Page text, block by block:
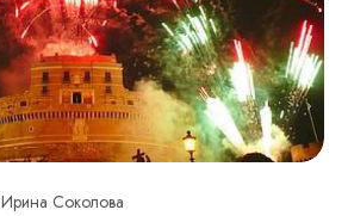
Ирина Соколова